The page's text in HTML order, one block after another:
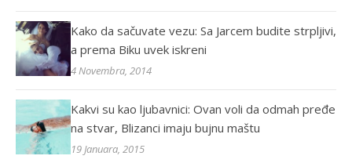
Kako da sačuvate vezu: Sa Jarcem budite strpljivi,
a prema Biku uvek iskreni
4 Novembra, 2014
Kakvi su kao ljubavnici: Ovan voli da odmah pređe
na stvar, Blizanci imaju bujnu maštu
19 Januara, 2015